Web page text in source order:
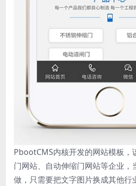
PbootCMS内核开发的网站模板，
门网站、自动伸缩门网站等企业，
做，只需要把文字图片换成其他行